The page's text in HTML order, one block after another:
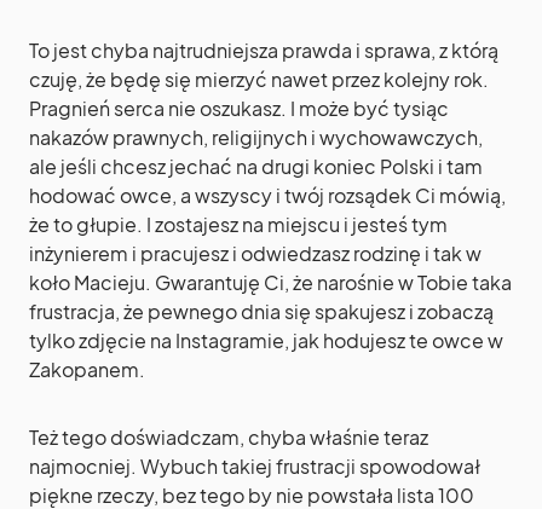
To jest chyba najtrudniejsza prawda i sprawa, z którą
czuję, że będę się mierzyć nawet przez kolejny rok.
Pragnień serca nie oszukasz. I może być tysiąc
nakazów prawnych, religijnych i wychowawczych,
ale jeśli chcesz jechać na drugi koniec Polski i tam
hodować owce, a wszyscy i twój rozsądek Ci mówią,
że to głupie. I zostajesz na miejscu i jesteś tym
inżynierem i pracujesz i odwiedzasz rodzinę i tak w
koło Macieju. Gwarantuję Ci, że narośnie w Tobie taka
frustracja, że pewnego dnia się spakujesz i zobaczą
tylko zdjęcie na Instagramie, jak hodujesz te owce w
Zakopanem.
Też tego doświadczam, chyba właśnie teraz
najmocniej. Wybuch takiej frustracji spowodował
piękne rzeczy, bez tego by nie powstała lista 100